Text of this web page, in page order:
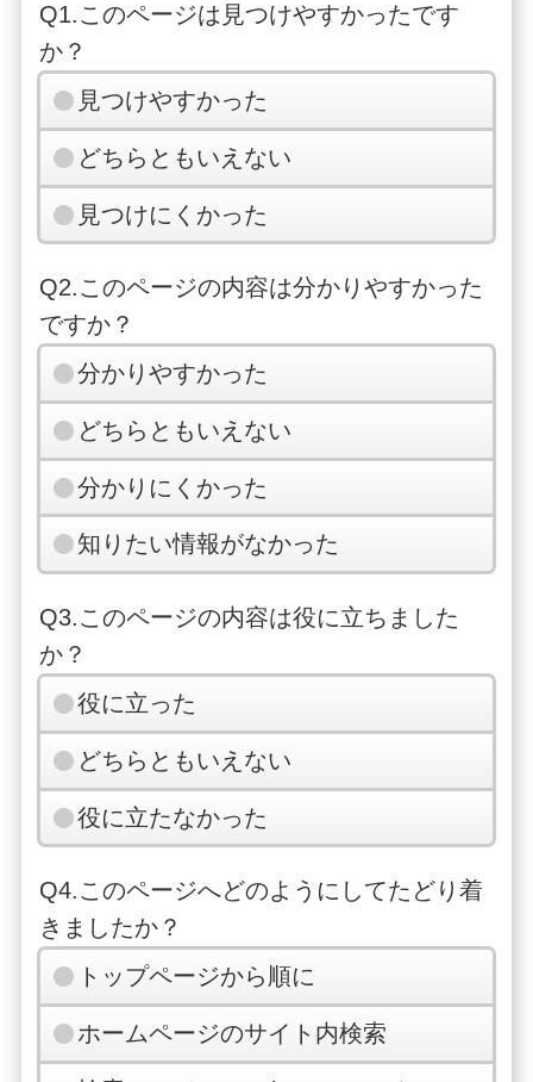
Q1.このページは見つけやすかったです
か？
見つけやすかった
どちらともいえない
見つけにくかった
Q2.このページの内容は分かりやすかった
ですか？
分かりやすかった
どちらともいえない
分かりにくかった
知りたい情報がなかった
Q3.このページの内容は役に立ちました
か？
役に立った
どちらともいえない
役に立たなかった
Q4.このページへどのようにしてたどり着
きましたか？
トップページから順に
ホームページのサイト内検索